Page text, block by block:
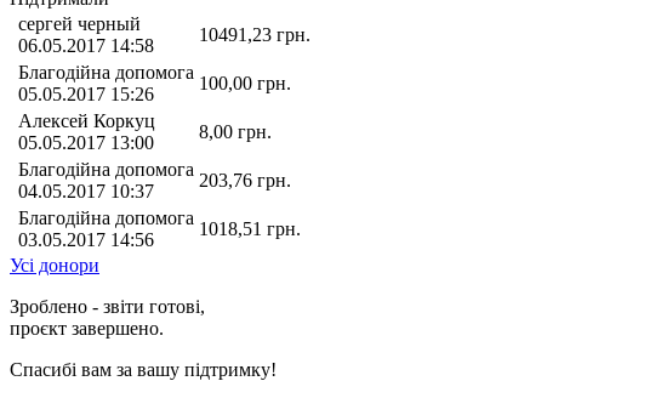
сергей черный
06.05.2017 14:58
10491,23 грн.
Благодійна допомога
05.05.2017 15:26
100,00 грн.
Алексей Коркуц
05.05.2017 13:00
8,00 грн.
Благодійна допомога
04.05.2017 10:37
203,76 грн.
Благодійна допомога
03.05.2017 14:56
1018,51 грн.
Усі донори
Зроблено - звіти готові,
проєкт завершено.
Спасибі вам за вашу підтримку!